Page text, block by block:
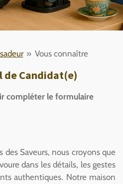
» Vous connaître
de Candidat(e)
compléter le formulaire
des Saveurs, nous croyons que
dans les détails, les gestes
authentiques. Notre maison